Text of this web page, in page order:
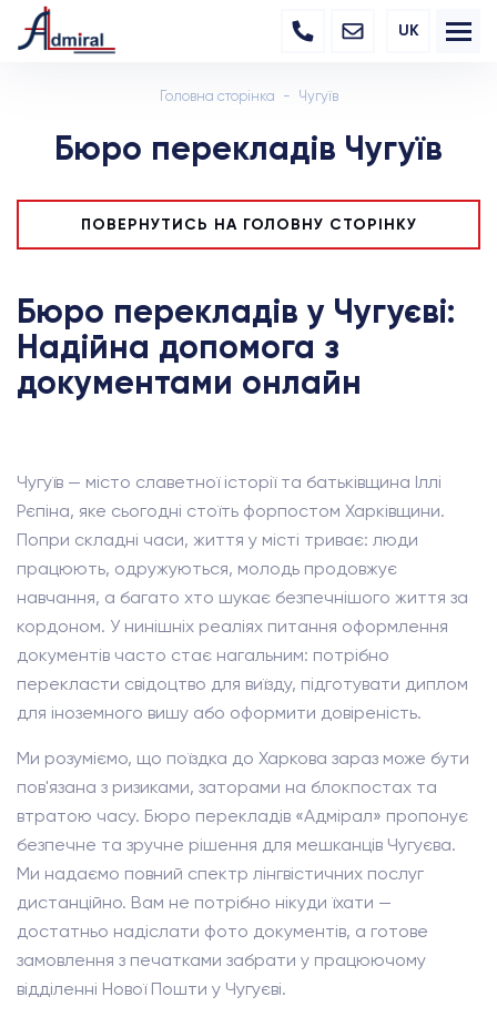
UK
Головна сторінка Чугуїв
Бюро перекладів Чугуїв
ПОВЕРНУТИСЬ НА ГОЛОВНУ СТОРІНКУ
Бюро перекладів у Чугуєві:
Надійна допомога з
документами онлайн
Чугуїв — місто славетної історії та батьківщина Іллі
Рєпіна, яке сьогодні стоїть форпостом Харківщини.
Попри складні часи, життя у місті триває: люди
працюють, одружуються, молодь продовжує
навчання, а багато хто шукає безпечнішого життя за
кордоном. У нинішніх реаліях питання оформлення
документів часто стає нагальним: потрібно
перекласти свідоцтво для виїзду, підготувати диплом
для іноземного вишу або оформити довіреність.
Ми розуміємо, що поїздка до Харкова зараз може бути
пов'язана з ризиками, заторами на блокпостах та
втратою часу. Бюро перекладів «Адмірал» пропонує
безпечне та зручне рішення для мешканців Чугуєва.
Ми надаємо повний спектр лінгвістичних послуг
дистанційно. Вам не потрібно нікуди їхати —
достатньо надіслати фото документів, а готове
замовлення з печатками забрати у працюючому
відділенні Нової Пошти у Чугуєві.